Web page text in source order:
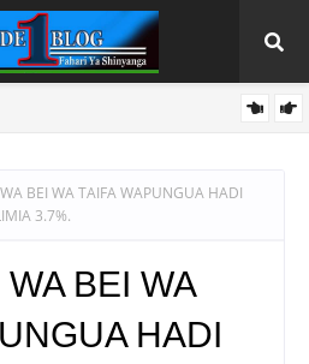
BEI WA TAIFA WAPUNGUA HADI
3.7%.
BEI WA
HADI